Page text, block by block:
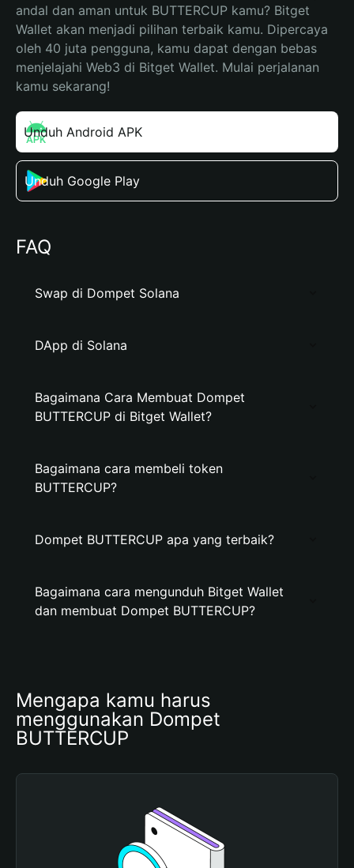
andal dan aman untuk BUTTERCUP kamu? Bitget
Wallet akan menjadi pilihan terbaik kamu. Dipercaya
oleh 40 juta pengguna, kamu dapat dengan bebas
menjelajahi Web3 di Bitget Wallet. Mulai perjalanan
kamu sekarang!
Unduh Android APK
Unduh Google Play
FAQ
Swap di Dompet Solana
DApp di Solana
Bagaimana Cara Membuat Dompet
BUTTERCUP di Bitget Wallet?
Bagaimana cara membeli token
BUTTERCUP?
Dompet BUTTERCUP apa yang terbaik?
Bagaimana cara mengunduh Bitget Wallet
dan membuat Dompet BUTTERCUP?
Mengapa kamu harus
menggunakan Dompet
BUTTERCUP